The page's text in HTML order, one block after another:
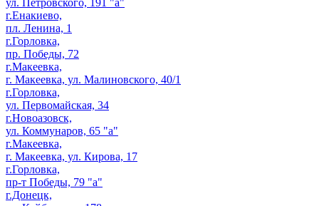
ул. Петровского, 191 "а"
г.Енакиево,
пл. Ленина, 1
г.Горловка,
пр. Победы, 72
г.Макеевка,
г. Макеевка, ул. Малиновского, 40/1
г.Горловка,
ул. Первомайская, 34
г.Новоазовск,
ул. Коммунаров, 65 "а"
г.Макеевка,
г. Макеевка, ул. Кирова, 17
г.Горловка,
пр-т Победы, 79 "а"
г.Донецк,